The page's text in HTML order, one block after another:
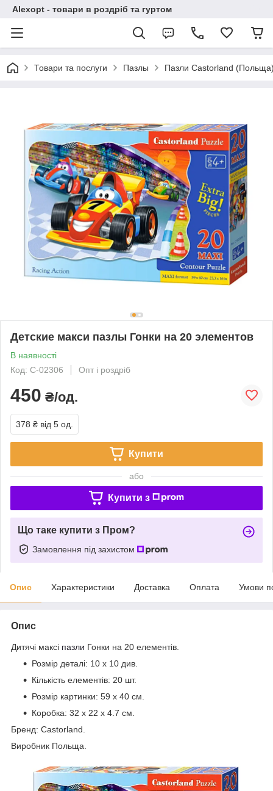
Alexopt - товари в роздріб та гуртом
Товари та послуги Пазлы Пазли Castorland
Детские макси пазлы Гонки на 20 элементов
В наявності
Код: С-02306
Опт і роздріб
450 ₴/од.
378 ₴ від 5 од.
Купити
або
Купити з
Що таке купити з Пром?
Замовлення під захистом
Опис Характеристики Доставка Оплата Умови
Опис
Дитячі максі пазли Гонки на 20 елементів.
Розмір деталі: 10 х 10 див.
Кількість елементів: 20 шт.
Розмір картинки: 59 х 40 см
Коробка: 32 x 22 x 4.7 см
Бренд: Castorland.
Виробник Польща.